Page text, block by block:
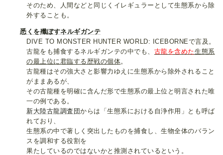
そのため、人間などと同じくイレギュラーとして生態系から除
外することも。
悉くを殲ぼすネルギガンテ
DIVE TO MONSTER HUNTER WORLD: ICEBORNEで言及。
古龍をも捕食するネルギガンテの中でも、 古龍を含めた生態系
の最上位に君臨する歴戦の個体。
古龍種はその強大さと影響力ゆえに生態系から除外されること
がままあるが、
その古龍種を明確に含んだ形で生態系の最上位と明言された唯
一の例である。
新大陸古龍調査団からは「生態系における自浄作用」とも呼ば
れており、
生態系の中で著しく突出したものを捕食し、生物全体のバラン
スを調和する役割を
果たしているのではないかと推測されているという。